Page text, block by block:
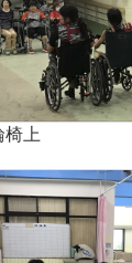
椅上